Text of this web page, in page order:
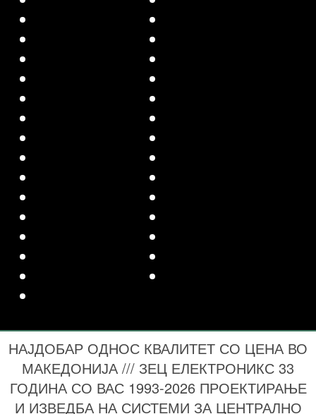
НАЈДОБАР ОДНОС КВАЛИТЕТ СО ЦЕНА ВО
МАКЕДОНИЈА /// ЗЕЦ ЕЛЕКТРОНИКС 33
ГОДИНА СО ВАС 1993-2026 ПРОЕКТИРАЊЕ
И ИЗВЕДБА НА СИСТЕМИ ЗА ЦЕНТРАЛНО